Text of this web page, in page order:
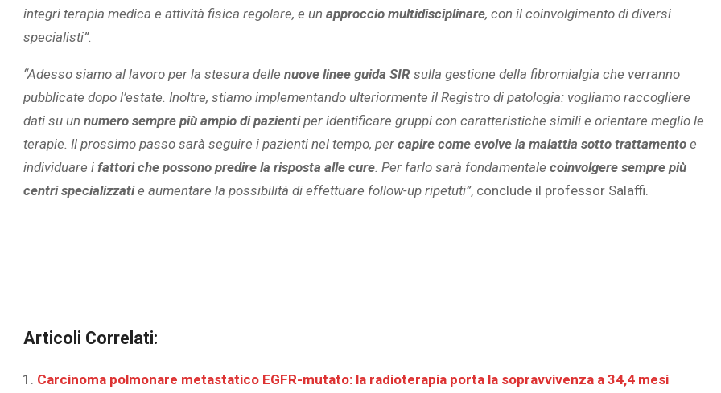
integri terapia medica e attività fisica regolare, e un approccio multidisciplinare, con il coinvolgimento di diversi
specialisti”.
“Adesso siamo al lavoro per la stesura delle nuove linee guida SIR sulla gestione della fibromialgia che verranno
pubblicate dopo l’estate. Inoltre, stiamo implementando ulteriormente il Registro di patologia: vogliamo raccogliere
dati su un numero sempre più ampio di pazientiper identificare gruppi con caratteristiche simili e orientare meglio le
terapie. Il prossimo passo sarà seguire i pazienti nel tempo, per capire come evolve la malattia sotto trattamento e
individuare i fattori che possono predire la risposta alle cure. Per farlo sarà fondamentale coinvolgere sempre più
centri specializzatie aumentare la possibilità di effettuare follow-up ripetuti”, conclude il professor Salaffi.
Articoli Correlati:
Carcinoma polmonare metastatico EGFR-mutato: la radioterapia porta la sopravvivenza a 34,4 mesi